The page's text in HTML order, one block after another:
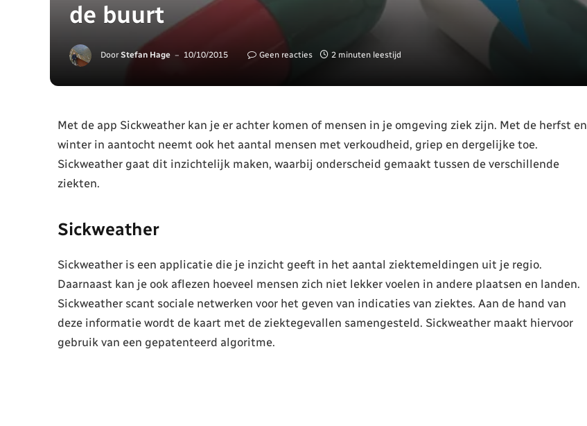
de buurt
Door Stefan Hage 10/10/2015 Geen reacties 2 minuten leestijd
Met de app Sickweather kan je er achter komen of mensen in je omgeving ziek zijn. Met de herfst en
winter in aantocht neemt ook het aantal mensen met verkoudheid, griep en dergelijke toe.
Sickweather gaat dit inzichtelijk maken, waarbij onderscheid gemaakt tussen de verschillende
ziekten.
Sickweather
Sickweather is een applicatie die je inzicht geeft in het aantal ziektemeldingen uit je regio.
Daarnaast kan je ook aflezen hoeveel mensen zich niet lekker voelen in andere plaatsen en landen.
Sickweather scant sociale netwerken voor het geven van indicaties van ziektes. Aan de hand van
deze informatie wordt de kaart met de ziektegevallen samengesteld. Sickweather maakt hiervoor
gebruik van een gepatenteerd algoritme.